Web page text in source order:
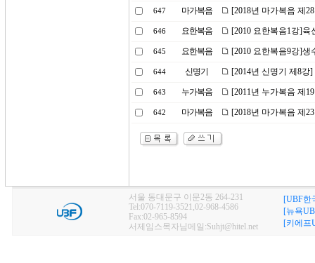
647 마가복음 [2018년 마가복음 제
646 요한복음 [2010 요한복음1강]육
645 요한복음 [2010 요한복음9강]생
644 신명기 [2014년 신명기 제8강
643 누가복음 [2011년 누가복음 제
642 마가복음 [2018년 마가복음 제
서울 동대문구 이문2동 264-231
Tel:070-7119-3521,02-968-4586
Fax:02-965-8594
서제임스목자님메일:Suhjt@hitel.net
[UBF한
[뉴욕
[키에프